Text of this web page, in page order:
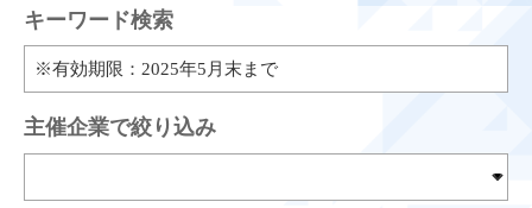
キーワード検索
主催企業で絞り込み